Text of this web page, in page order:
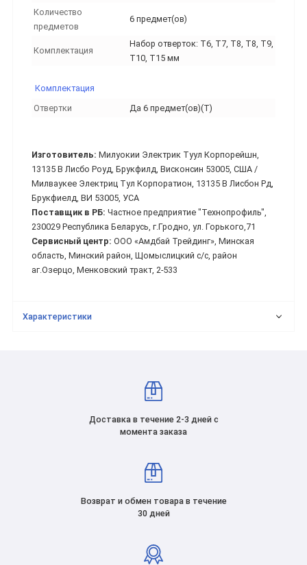
Количество
предметов
6 предмет(ов)
Комплектация
Набор отверток: T6, T7, T8, T8, T9,
T10, T15 мм
Комплектация
Отвертки
Да 6 предмет(ов)(T)
Изготовитель: Милуокии Электрик Туул Корпорейшн,
13135 В Лисбо Роуд, Брукфилд, Висконсин 53005, США /
Милваукее Электриц Тул Корпоратион, 13135 В Лисбон Рд,
Брукфиелд, ВИ 53005, УСА
Поставщик в РБ: Частное предприятие "Технопрофиль",
230029 Республика Беларусь, г.Гродно, ул. Горького,71
Сервисный центр: ООО «Амдбай Трейдинг», Минская
область, Минский район, Щомыслицкий с/с, район
аг.Озерцо, Менковский тракт, 2-533
Характеристики
Доставка в течение 2-3 дней с
момента заказа
Возврат и обмен товара в течение
30 дней